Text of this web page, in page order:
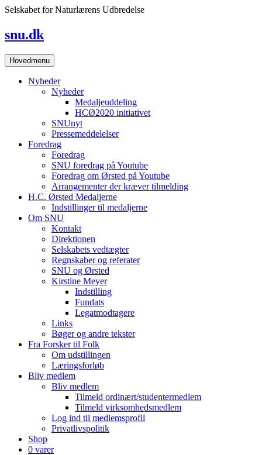
Skip
Selskabet for Naturlærens Udbredelse
snu.dk
Hovedmenu
Nyheder
Nyheder
Medaljeuddeling
HCØ2020 initiativet
SNUnyt
Pressemeddelelser
Foredrag
Foredrag
SNU foredrag på Youtube
Foredrag om Ørsted på Youtube
Arrangementer der kræver tilmelding
H.C. Ørsted Medaljerne
Indstillinger til medaljerne
Om SNU
Kontakt
Direktionen
Selskabets vedtægter
Regnskaber og referater
SNU og Ørsted
Kirstine Meyer
Indstilling
Fundats
Legatmodtagere
Links
Bøger og andre tekster
Fra Forsker til Folk
Om udstillingen
Læringsforløb
Bliv medlem
Bliv medlem
Tilmeld ordinært/studentermedlem
Tilmeld virksomhedsmedlem
Log ind til medlemsprofil
Privatlivspolitik
Shop
0 varer